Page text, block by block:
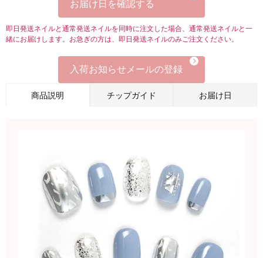
お届け日を確認する
即日発送ネイルと通常発送ネイルを同時に注文した場合、通常発送ネイルと一
緒にお届けします。お急ぎの方は、即日発送ネイルのみご注文ください。
入荷お知らせメールの登録
商品説明 チップガイド お届け日